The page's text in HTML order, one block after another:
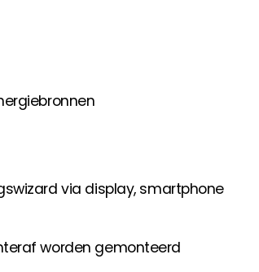
via display, smartphone
worden gemonteerd